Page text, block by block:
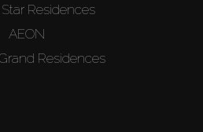
Residences
AEON
Residences